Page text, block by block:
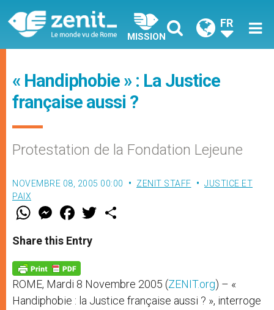
MISSION
FR
« Handiphobie » : La Justice
française aussi ?
Protestation de la Fondation Lejeune
NOVEMBRE 08, 2005 00:00 ZENIT STAFF
JUSTICE ET
PAIX
W
t
s
p
p
M
e
s
e
g
e
r
F
a
e
b
o
k
w
Share this Entry
ROME, Mardi 8 Novembre 2005 (ZENIT.org) – «
Handiphobie : la Justice française aussi ? », interroge